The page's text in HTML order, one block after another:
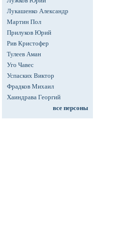
Лукашенко Александр
Мартин Пол
Прилуков Юрий
Рив Кристофер
Тулеев Аман
Уго Чавес
Успаских Виктор
Фрадков Михаил
Хаиндрава Георгий
все персоны